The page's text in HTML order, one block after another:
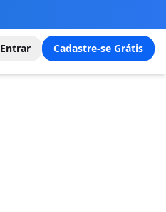
Entrar Cadastre-se Grátis